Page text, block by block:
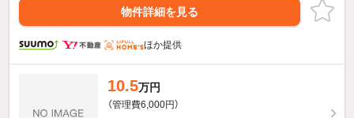
物件詳細を見る
ほか提供
10.5万円
（管理費6,000円）